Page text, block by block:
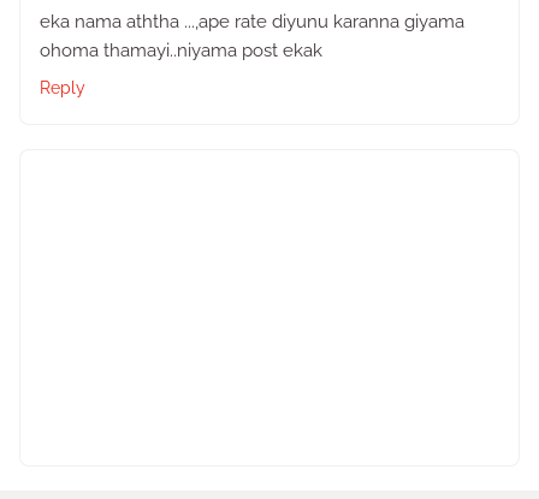
eka nama aththa ...,ape rate diyunu karanna giyama
ohoma thamayi..niyama post ekak
Reply